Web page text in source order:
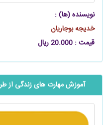
نویسنده (ها) :
خدیجه بوجاریان
قیمت : 20.000 ریال
آموزش مهارت‌ های زندگی از